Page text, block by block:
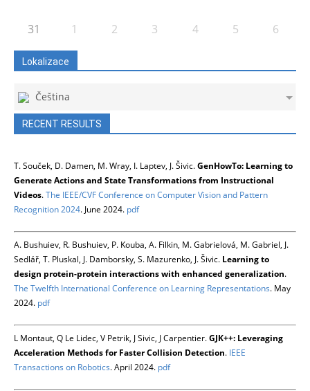
31 1 2 3 4 5 6
Lokalizace
Čeština
RECENT RESULTS
T. Souček, D. Damen, M. Wray, I. Laptev, J. Šivic.GenHowTo: Learning to
Generate Actions and State Transformations from Instructional
Videos.The IEEE/CVF Conference on Computer Vision and Pattern
Recognition 2024. June 2024. pdf
A. Bushuiev, R. Bushuiev, P. Kouba, A. Filkin, M. Gabrielová, M. Gabriel, J.
Sedlář, T. Pluskal, J. Damborsky, S. Mazurenko, J. Šivic. Learning to
design protein-protein interactions with enhanced generalization.
The Twelfth International Conference on Learning Representations. May
2024. pdf
L Montaut, Q Le Lidec, V Petrik, J Sivic, J Carpentier.GJK++: Leveraging
Acceleration Methods for Faster Collision Detection. IEEE
Transactions on Robotics. April 2024. pdf